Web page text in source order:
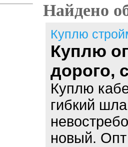
Найдено
Куплю
Куплю
дорого,
Куплю
гибкий
новый.